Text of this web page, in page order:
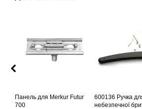
Панель для Merkur Futur
700
600136 Ручка
небезпечної